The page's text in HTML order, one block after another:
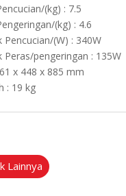
(kg) : 7.5
(kg) : 4.6
Pencucian/(W) : 340W
Peras/pengeringan : 135W
x 448 x 885 mm
: 19 kg
Lainnya